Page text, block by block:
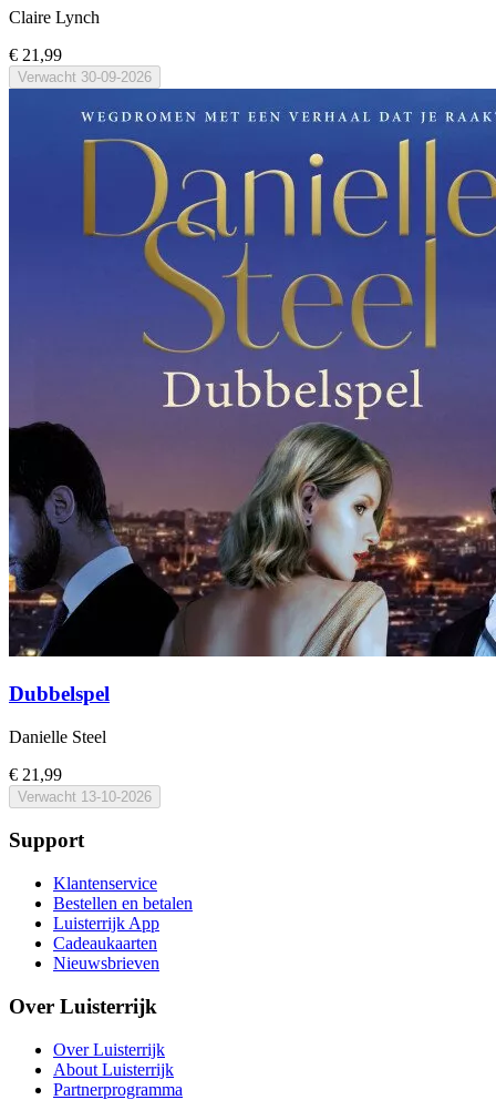
Claire Lynch
€ 21,99
Verwacht 30-09-2026
Dubbelspel
Danielle Steel
€ 21,99
Verwacht 13-10-2026
Support
Klantenservice
Bestellen en betalen
Luisterrijk App
Cadeaukaarten
Nieuwsbrieven
Over Luisterrijk
Over Luisterrijk
About Luisterrijk
Partnerprogramma